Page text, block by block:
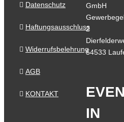
Datenschutz
Haftungsausschluss
Widerrufsbelehrung
AGB
KONTAKT
GmbH
2
54533
IN